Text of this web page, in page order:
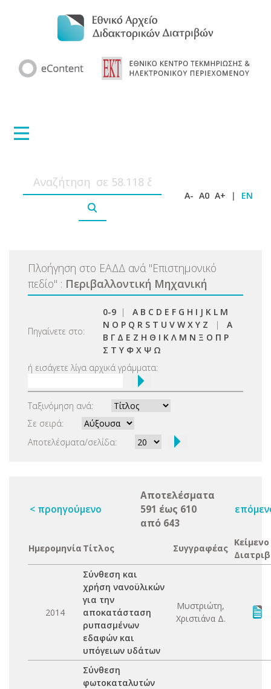
A- A0 A+ | EN
Πλοήγηση στο ΕΑΔΔ ανά "Επιστημονικό
πεδίο" : Περιβαλλοντική Μηχανική
Πηγαίνετε στο:
0-9 | A B C D E F G H I J K L M
N O P Q R S T U V W X Y Z | Α
Β Γ Δ Ε Ζ Η Θ Ι Κ Λ Μ Ν Ξ Ο Π Ρ
Σ Τ Υ Φ Χ Ψ Ω
ή εισάγετε λίγα αρχικά γράμματα:
Ταξινόμηση ανά:
Σε σειρά:
Αποτελέσματα/σελίδα:
< προηγούμενο
Αποτελέσματα
591 έως 610
από 643
Ημερομηνία Τίτλος Συγγραφέας
Κείμενο
2014
Σύνθεση και
χρήση νανοϋλικών
για την
αποκατάσταση
ρυπασμένων
εδαφών και
υπόγειων υδάτων
Μυστριώτη,
Χριστιάνα Δ.
Σύνθεση
φωτοκαταλυτών